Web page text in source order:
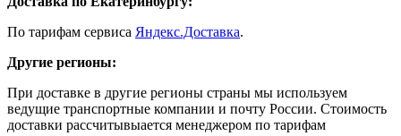
По тарифам сервиса Яндекс.Доставка.
Другие регионы:
При доставке в другие регионы страны мы используем
ведущие транспортные компании и почту России. Стоимость
доставки рассчитывыается менеджером по тарифам